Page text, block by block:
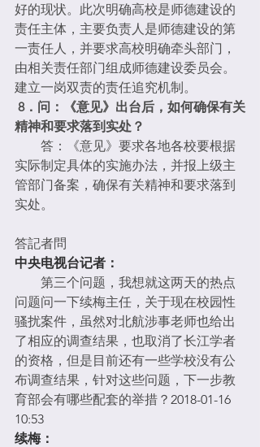
好的现状。此次明确高校是师德建设的
责任主体，主要负责人是师德建设的第
一责任人，并要求高校明确牵头部门，
由相关责任部门组成师德建设委员会。
建立一岗双责的责任追究机制。
8．问：《意见》出台后，如何确保有关
精神和要求落到实处？
答：《意见》要求各地各校要根据
实际制定具体的实施办法，并报上级主
管部门备案，确保有关精神和要求落到
实处。
答記者問
中央电视台记者：
第三个问题，我想就这两天的热点
问题问一下续梅主任，关于现在校园性
骚扰案件，虽然对北航涉事老师也给出
了相应的调查结果，也取消了长江学者
的资格，但是目前还有一些学校没有公
布调查结果，针对这些问题，下一步教
育部会有哪些配套的举措？ 2018-01-16
10:53
续梅：